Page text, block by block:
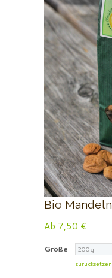
Bio Mandeln
Ab 7,50 €
Größe
zurücksetzen